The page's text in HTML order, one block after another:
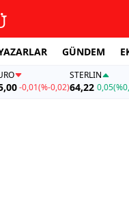
GÜNDEM
-0,01(%-0,02)
STERLIN
64,22 0,05